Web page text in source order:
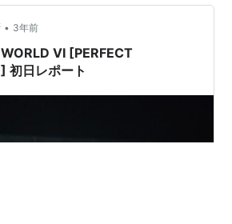
っぱなしぐらいは何とかなるやろ）
取った私。後からスタンディング向
と、過去に他グルのソウ…
• 3年前
VI [PERFECT
初日レポート